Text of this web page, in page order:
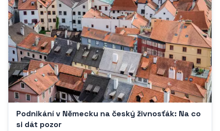
Podnikání v Německu na český živnosťák: Na co
si dát pozor